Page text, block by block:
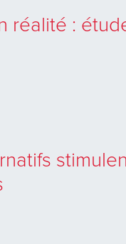
réalité :